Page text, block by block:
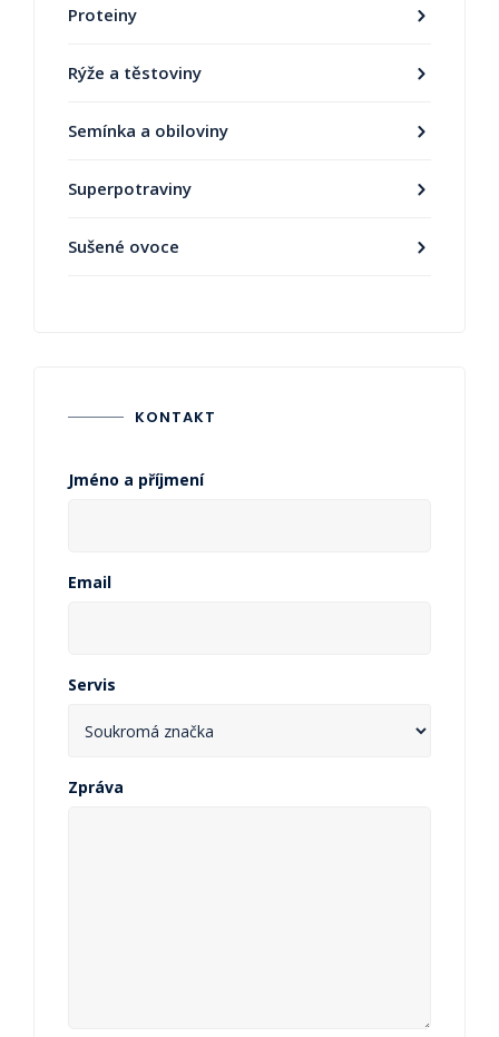
Proteiny
Rýže a těstoviny
Semínka a obiloviny
Superpotraviny
Sušené ovoce
KONTAKT
Jméno a příjmení
Email
Servis
Zpráva